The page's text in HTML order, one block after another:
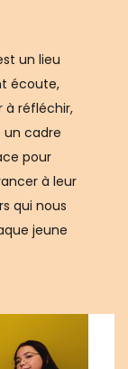
un lieu
écoute,
à réfléchir,
un cadre
pour
à leur
qui nous
jeune